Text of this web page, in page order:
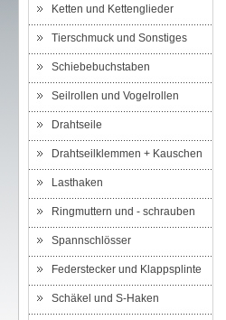
Ketten und Kettenglieder
Tierschmuck und Sonstiges
Schiebebuchstaben
Seilrollen und Vogelrollen
Drahtseile
Drahtseilklemmen + Kauschen
Lasthaken
Ringmuttern und - schrauben
Spannschlösser
Federstecker und Klappsplinte
Schäkel und S-Haken